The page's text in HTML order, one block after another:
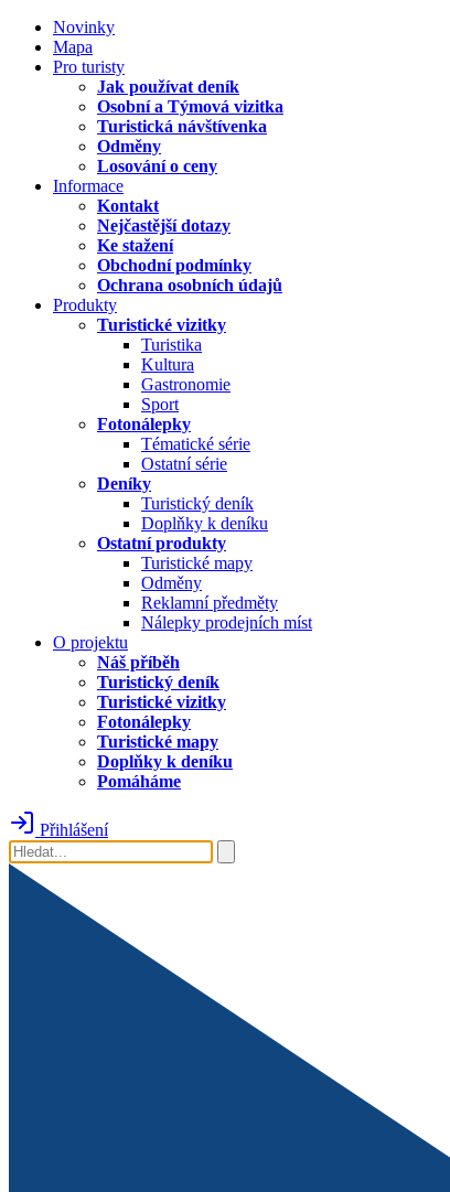
Novinky
Mapa
Pro turisty
Jak používat deník
Osobní a Týmová vizitka
Turistická návštívenka
Odměny
Losování o ceny
Informace
Kontakt
Nejčastější dotazy
Ke stažení
Obchodní podmínky
Ochrana osobních údajů
Produkty
Turistické vizitky
Turistika
Kultura
Gastronomie
Sport
Fotonálepky
Tématické série
Ostatní série
Deníky
Turistický deník
Doplňky k deníku
Ostatní produkty
Turistické mapy
Odměny
Reklamní předměty
Nálepky prodejních míst
O projektu
Náš příběh
Turistický deník
Turistické vizitky
Fotonálepky
Turistické mapy
Doplňky k deníku
Pomáháme
Přihlášení